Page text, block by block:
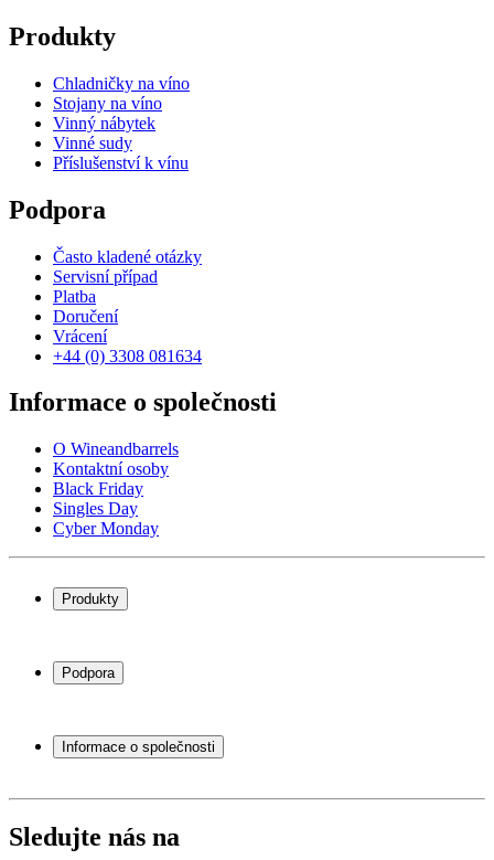
Produkty
Chladničky na víno
Stojany na víno
Vinný nábytek
Vinné sudy
Příslušenství k vínu
Podpora
Často kladené otázky
Servisní případ
Platba
Doručení
Vrácení
+44 (0) 3308 081634
Informace o společnosti
O Wineandbarrels
Kontaktní osoby
Black Friday
Singles Day
Cyber Monday
Produkty
Stojany na víno
Vinný nábytek
Podpora
Servisní případ
Platba
Vrácení
Informace o společnosti
Black Friday
Singles Day
Sledujte nás na